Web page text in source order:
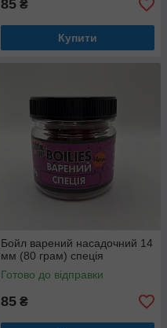
85 ₴
Купити
Бойл варений насадочний 14
мм (80 грам) спеція
Готово до відправки
85 ₴